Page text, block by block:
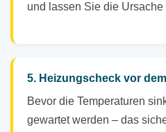
und lassen Sie die
5. Heizungscheck vor
Bevor die Temperaturen
gewartet werden – das